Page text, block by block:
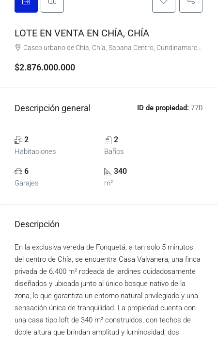
LOTE EN VENTA EN CHÍA, CHÍA
Casco urbano de Chía, Chía, Sabana Centro, Cundinamarca, RAP (Especial) Central, 250001, Colombia
$2.876.000.000
Descripción general ID de propiedad: 770
2
Habitaciones
2
Baños
6
Garajes
340
m²
Descripción
En la exclusiva vereda de Fonquetá, a tan solo 5 minutos
del centro de Chía, se encuentra Casa Valvanera, una finca
privada de 6.400 m² rodeada de jardines cuidadosamente
diseñados y ubicada junto al único bosque nativo de la
zona, lo que garantiza un entorno natural privilegiado y una
sensación única de tranquilidad. La propiedad cuenta con
una casa tipo loft de 340 m² construidos, con techos de
doble altura que brindan amplitud y luminosidad, dos